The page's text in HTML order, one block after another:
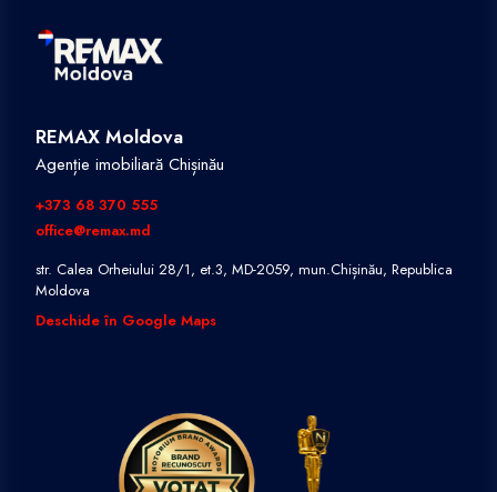
REMAX Moldova
Agenție imobiliară Chișinău
+373 68 370 555
office@remax.md
str. Calea Orheiului 28/1, et.3, MD-2059, mun.Chișinău, Republica
Moldova
Deschide în Google Maps